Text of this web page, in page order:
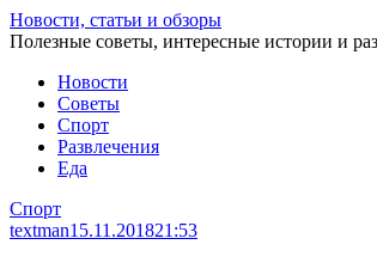
Перейти
к
Новости, статьи и обзоры
Полезные советы, интересные истории и
Новости
Советы
Спорт
Развлечения
Еда
Спорт
textman15.11.201821:53